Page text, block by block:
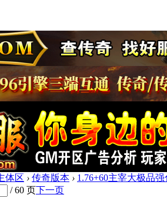
体区 › 传奇版本 › 1.76+60主宰大极品
/ 60 页下一页